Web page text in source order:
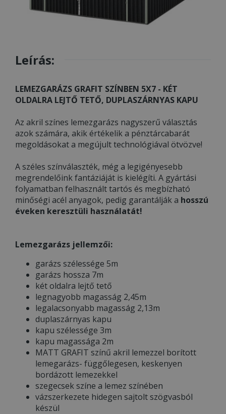
Leírás:
LEMEZGARÁZS GRAFIT SZÍNBEN 5X7 - KÉT
OLDALRA LEJTŐ TETŐ, DUPLASZÁRNYAS KAPU
Az akril színes lemezgarázs nagyszerű választás
azok számára, akik értékelik a pénztárcabarát
megoldásokat a megújult technológiával ötvözve!
A széles színválaszték, még a legigényesebb
megrendelőink fantáziáját is kielégíti. A gyártási
folyamatban felhasznált tartós és megbízható
minőségi acél anyagok, pedig garantálják a hosszú
éveken keresztüli használatát!
Lemezgarázs jellemzői:
garázs szélessége 5m
garázs hossza 7m
két oldalra lejtő tető
legnagyobb magasság 2,45m
legalacsonyabb magasság 2,13m
duplaszárnyas kapu
kapu szélessége 3m
kapu magassága 2m
MATT GRAFIT színű akril lemezzel borított
lemegarázs- függőlegesen, keskenyen
bordázott lemezekkel
szegecsek színe a lemez színében
vázszerkezete hidegen sajtolt szögvasból
készül